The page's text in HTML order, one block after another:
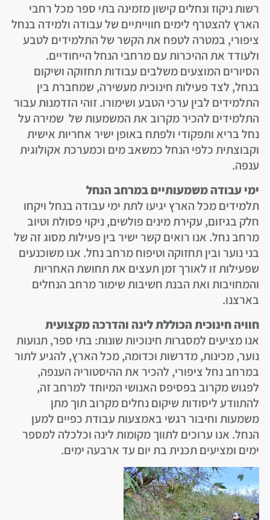
רשות ניקוז ונחלים קישון מזמינה בתי ספר מכל רחבי
הארץ להצטרף לימים חווייתיים של עבודה ולמידה בנחל
ציפורי, במטרה לטפח את הקשר של התלמידים לטבע
ולעודד את ההיכרות עם מרחבי הנחל הייחודיים.
הסיורים המוצעים משלבים עבודות תחזוקה ושיקום
בנחל, לצד פעילות חינוכית מעשירה, שמחברת בין
התלמידים לבין ערכי הטבע ושימורו. זוהי הזדמנות עבור
התלמידים להכיר מקרוב את המשמעות של שמירה על
נחל בריא ותפקודי ולפתח באופן ישיר אחריות אישית
וקבוצתית כלפי הנחל כמשאב מים וכמערכת אקולוגית
ענפה.
ימי עבודה משמעותיים במרחב הנחל
תלמידים מכל הארץ יגיעו לתת ימי עבודה בנחל ויקחו
חלק בגיזום, עקירת מינים פולשים, ניקוי פסולת וטיוב
מרחב נחל. אנו רואים קשר ישיר בין פעילות מסוג זה של
בני נוער ובין תחזוקה וטיפוח מרחב נחל. אנו משוכנעים
שפעילות זו לאורך זמן תעצים את תחושת האחריות
והמחויבות ואת הבנת חשיבות שימור מרחב הנחלים
בארצנו.
חוויה חינוכית הכוללת לינה והדרכה מקצועית
אנו מציעים למסגרות חינוכיות שונות: בתי ספר, תנועות
נוער, מכינות, מדרשות וכדומה, מכל הארץ, להגיע לתור
במרחב נחל ציפורי, להכיר את ההיסטוריה הענפה,
לפגוש מקרוב בפסיפס האנושי המיוחד למרחב זה,
להתוודע ליסודות שיקום נחלים מקרוב תוך מתן
משמעות וחיבור רגשי באמצעות עבודת כפיים למען
הנחל. אנו ערוכים לתווך מקומות לינה וכלכלה למספר
ימים ומציעים תכנית בת יום עד ארבעה ימים.